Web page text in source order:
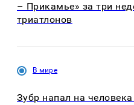
– Прикамье» за три
триатлонов
В мире
Зубр напал на